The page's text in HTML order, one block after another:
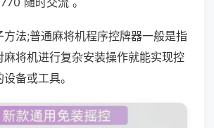
方法;普通麻将机程序控牌器一般是指
麻将机进行复杂安装操作就能实现控
备或工具。